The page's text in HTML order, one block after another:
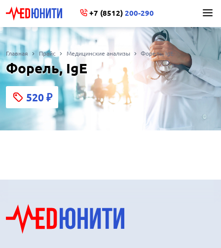
+7 (8512) 200-290
Главная Прайс Медицинские анализы Форель, IgE
Форель, IgE
520 ₽